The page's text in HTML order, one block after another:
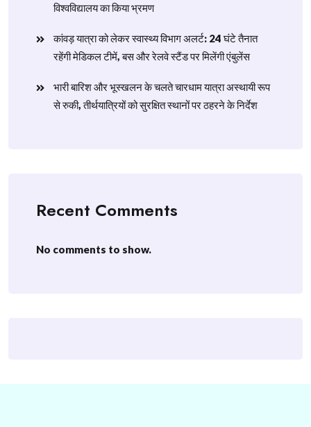
विश्वविद्यालय का किया भ्रमण
​कांवड़ यात्रा को लेकर स्वास्थ्य विभाग अलर्ट: 24 घंटे तैनात
रहेंगी मेडिकल टीमें, बस और रेलवे स्टैंड पर मिलेंगी एंबुलेंस
​भारी बारिश और भूस्खलन के चलते चारधाम यात्रा अस्थायी रूप
से रुकी, तीर्थयात्रियों को सुरक्षित स्थानों पर ठहरने के निर्देश
Recent Comments
No comments to show.